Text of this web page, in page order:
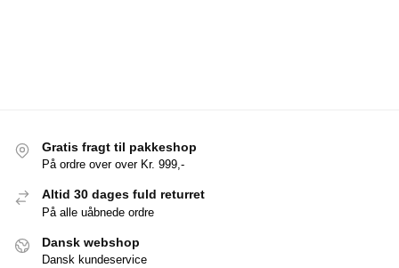
Gratis fragt til pakkeshop
På ordre over over Kr. 999,-
Altid 30 dages fuld returret
På alle uåbnede ordre
Dansk webshop
Dansk kundeservice